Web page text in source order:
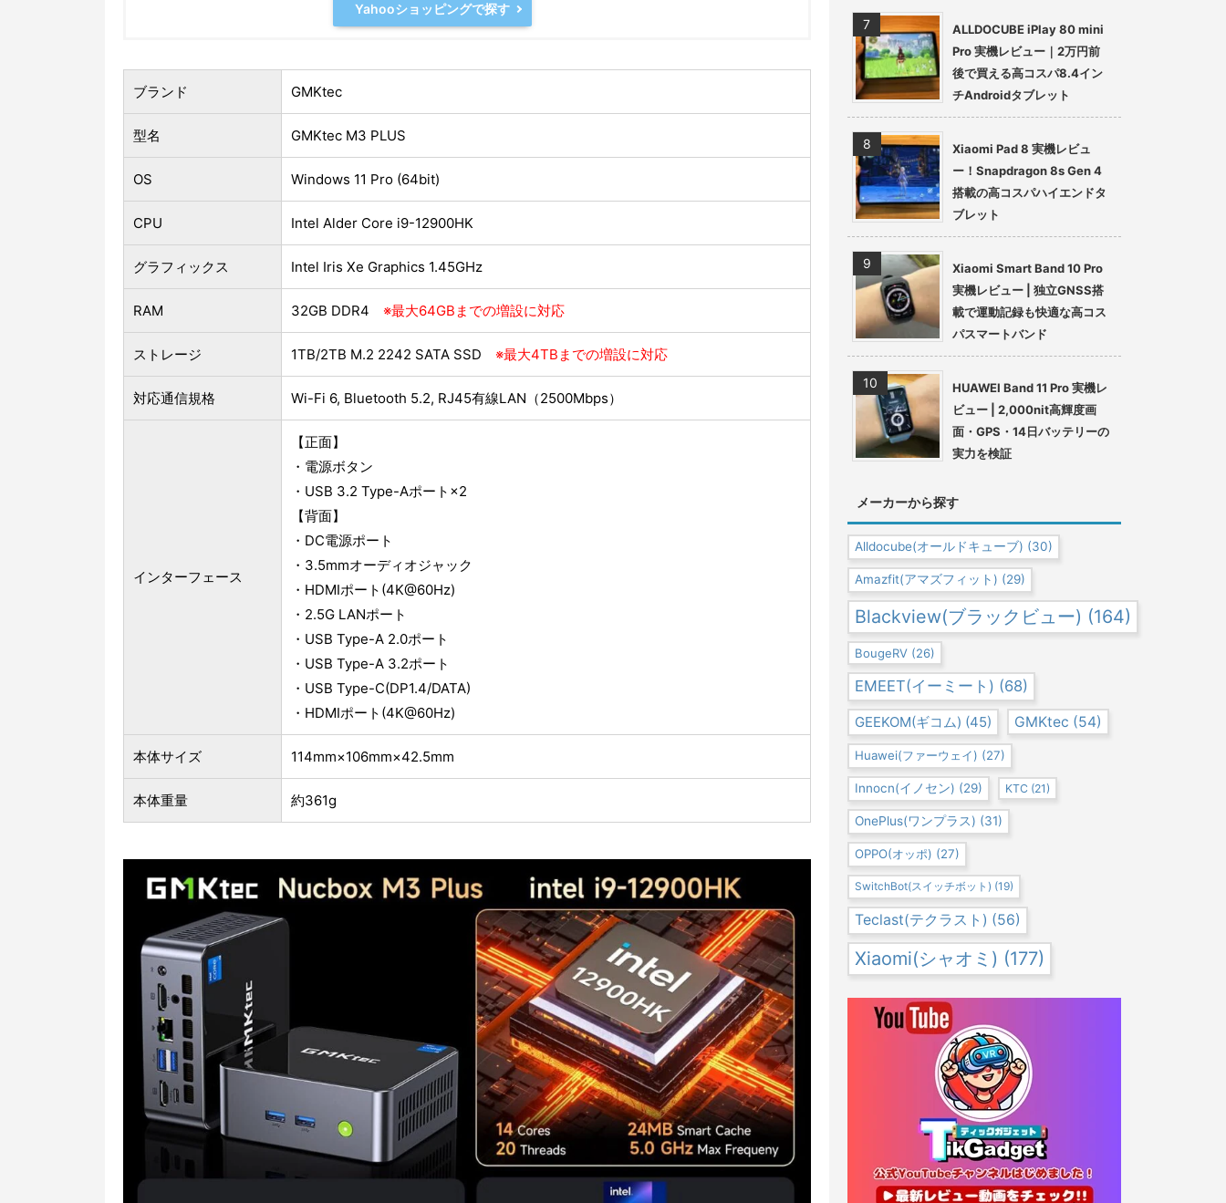
Yahooショッピングで探す
ブランド GMKtec
型名 GMKtec M3 PLUS
OS Windows 11 Pro (64bit)
CPU Intel Alder Core i9-12900HK
グラフィックス Intel Iris Xe Graphics 1.45GHz
RAM 32GB DDR4 ※最大64GBまでの増設に対応
ストレージ 1TB/2TB M.2 2242 SATA SSD ※最大4TBまでの増設に対応
対応通信規格 Wi-Fi 6, Bluetooth 5.2, RJ45有線LAN（2500Mbps）
インターフェース
【正面】
・電源ボタン
・USB 3.2 Type-Aポート×2
【背面】
・DC電源ポート
・3.5mmオーディオジャック
・HDMIポート(4K@60Hz)
・2.5G LANポート
・USB Type-A 2.0ポート
・USB Type-A 3.2ポート
・USB Type-C(DP1.4/DATA)
・HDMIポート(4K@60Hz)
本体サイズ 114mm×106mm×42.5mm
本体重量 約361g
ALLDOCUBE iPlay 80 mini
Pro 実機レビュー｜2万円前
後で買える高コスパ8.4イン
チAndroidタブレット
Xiaomi Pad 8 実機レビュ
ー！Snapdragon 8s Gen 4
搭載の高コスパハイエンドタ
ブレット
Xiaomi Smart Band 10 Pro
実機レビュー | 独立GNSS搭
載で運動記録も快適な高コス
パスマートバンド
HUAWEI Band 11 Pro 実機レ
ビュー | 2,000nit高輝度画
面・GPS・14日バッテリーの
実力を検証
メーカーから探す
Alldocube(オールドキューブ) (30)
Amazfit(アマズフィット) (29)
Blackview(ブラックビュー) (164)
BougeRV (26)
EMEET(イーミート) (68)
GEEKOM(ギコム) (45) GMKtec (54)
Huawei(ファーウェイ) (27)
Innocn(イノセン) (29) KTC (21)
OnePlus(ワンプラス) (31)
OPPO(オッポ) (27)
SwitchBot(スイッチボット) (19)
Teclast(テクラスト) (56)
Xiaomi(シャオミ) (177)